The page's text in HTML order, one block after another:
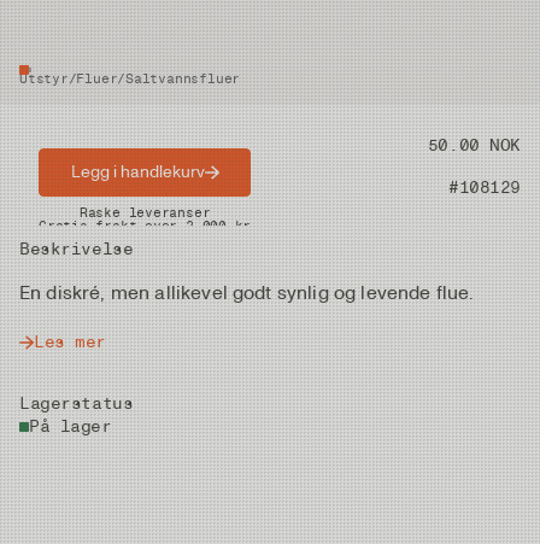
Utstyr/Fluer/Saltvannsfluer
Pris 50.00 NOK
Artikkelnummer #108129
Beskrivelse
En diskré, men allikevel godt synlig og levende flue.
Les mer
Lagerstatus
På lager
Legg i handlekurv
Raske leveranser
Gratis frakt over 2.000 kr